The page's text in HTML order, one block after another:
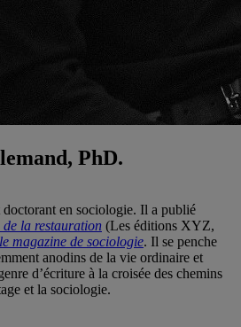
PhD.
doctorant en sociologie. Il a publié
la restauration (Les éditions XYZ,
magazine de sociologie. Il se penche
anodins de la vie ordinaire et
d’écriture à la croisée des chemins
et la sociologie.